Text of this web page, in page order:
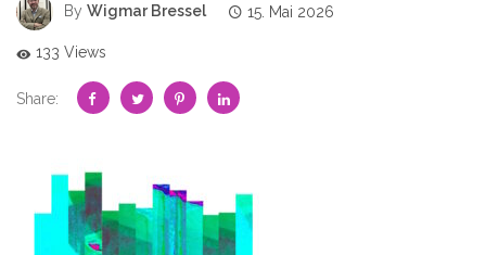
By Wigmar Bressel 15. Mai 2026
133 Views
Share: